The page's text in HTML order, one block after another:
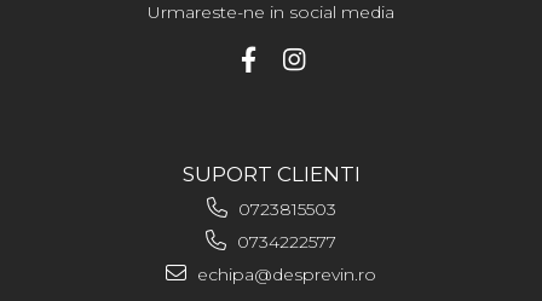
Urmareste-ne in social media
SUPORT CLIENTI
0723815503
0734222577
echipa@desprevin.ro